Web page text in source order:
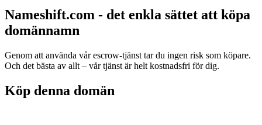
Nameshift.com - det enkla sättet att köpa
domännamn
Genom att använda vår escrow-tjänst tar du ingen risk som köpare.
Och det bästa av allt – vår tjänst är helt kostnadsfri för dig.
Köp denna domän